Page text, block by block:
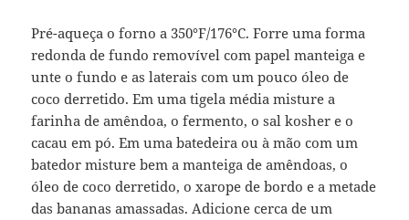
Pré-aqueça o forno a 350°F/176°C. Forre uma forma
redonda de fundo removível com papel manteiga e
unte o fundo e as laterais com um pouco óleo de
coco derretido. Em uma tigela média misture a
farinha de amêndoa, o fermento, o sal kosher e o
cacau em pó. Em uma batedeira ou à mão com um
batedor misture bem a manteiga de amêndoas, o
óleo de coco derretido, o xarope de bordo e a metade
das bananas amassadas. Adicione cerca de um